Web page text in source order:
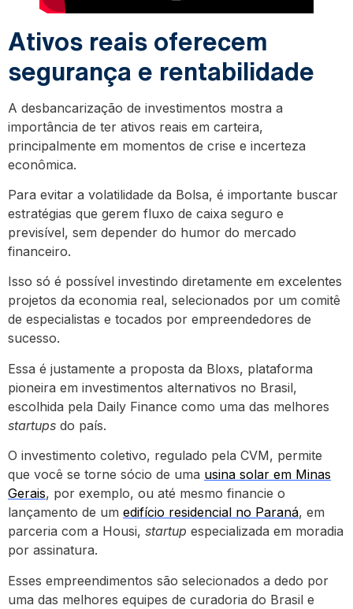
Ativos reais oferecem
segurança e rentabilidade
A desbancarização de investimentos mostra a
importância de ter ativos reais em carteira,
principalmente em momentos de crise e incerteza
econômica.
Para evitar a volatilidade da Bolsa, é importante buscar
estratégias que gerem fluxo de caixa seguro e
previsível, sem depender do humor do mercado
financeiro.
Isso só é possível investindo diretamente em excelentes
projetos da economia real, selecionados por um comitê
de especialistas e tocados por empreendedores de
sucesso.
Essa é justamente a proposta da Bloxs, plataforma
pioneira em investimentos alternativos no Brasil,
escolhida pela Daily Finance como uma das melhores
startups do país.
O investimento coletivo, regulado pela CVM, permite
que você se torne sócio de uma usina solar em Minas
Gerais, por exemplo, ou até mesmo financie o
lançamento de um edifício residencial no Paraná, em
parceria com a Housi, startup especializada em moradia
por assinatura.
Esses empreendimentos são selecionados a dedo por
uma das melhores equipes de curadoria do Brasil e